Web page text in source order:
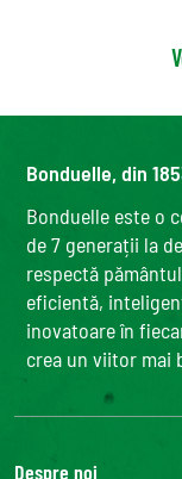
Bonduelle, din
Bonduelle este o
de 7 generații la
respectă
eficientă,
inovatoare în
crea un viitor mai
Despre noi